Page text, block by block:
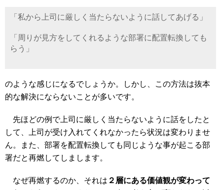
「私から上司に厳しく当たらないように話してあげる」
「周りが見方をしてくれるような部署に配置転換しても
らう」
のような感じになるでしょうか。しかし、この方法は抜本
的な解決にならないことが多いです。
先ほどの例で上司に厳しく当たらないように話をしたと
して、上司が受け入れてくれなかったら状況は変わりませ
ん。また、部署を配置転換しても同じような事が起こる部
署だと再燃してしまします。
なぜ再燃するのか、それは ２層にある価値観が変わって